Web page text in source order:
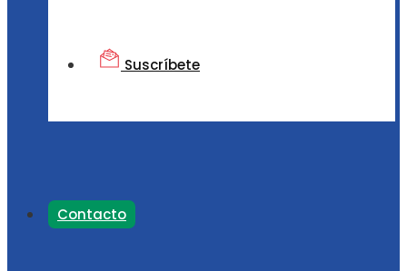
Suscríbete
Contacto